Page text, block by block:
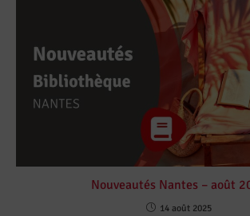
Nouveautés Nantes – août
14 août 2025